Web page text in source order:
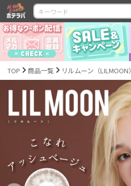
TOP 商品一覧 リルムーン（LILMOON）